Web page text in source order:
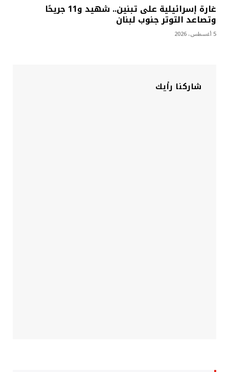
غارة إسرائيلية على تبنين.. شهيد و11 جريحًا
وتصاعد التوتر جنوب لبنان
5 أغسطس، 2026
شاركنا رأيك